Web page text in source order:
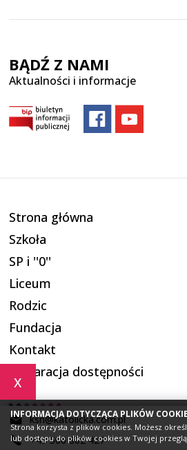
x
INFORMACJA DOTYCZĄCA PLIKÓW
Strona korzysta z plików cookies. Możesz
lub dostępu do plików cookies w Twojej
ksn@katolicka.com.pl
+48 506 802 427
BĄDŹ Z NAMI
Aktualności i informacje
Strona główna
Szkoła
SP i ''0''
Liceum
Rodzic
Fundacja
Kontakt
Deklaracja dostępności